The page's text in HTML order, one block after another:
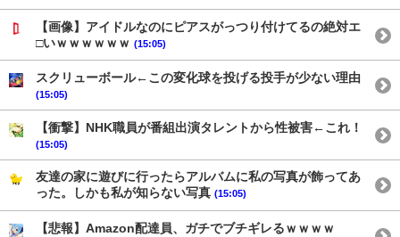
【画像】アイドルなのにピアスがっつり付けてるの絶対エ
□いｗｗｗｗｗｗ (15:05)
スクリューボール←この変化球を投げる投手が少ない理由
(15:05)
【衝撃】NHK職員が番組出演タレントから性被害←これ！
(15:05)
友達の家に遊びに行ったらアルバムに私の写真が飾ってあ
った。しかも私が知らない写真 (15:05)
【悲報】Amazon配達員、ガチでブチギレるｗｗｗｗ